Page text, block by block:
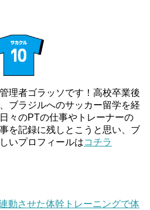
理者ゴラッソです！高校卒業後
ブラジルへのサッカー留学を経
々のPTの仕事やトレーナーの
を記録に残しとこうと思い、ブ
いプロフィールはコチラ
動させた体幹トレーニングで体